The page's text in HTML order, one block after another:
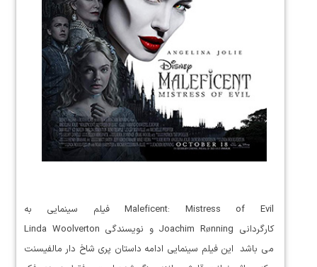
Maleficent: Mistress of Evil فیلم سینمایی به
کارگردانی Joachim Rønning و نویسندگی Linda Woolverton
می باشد این فیلم سینمایی ادامه داستان پری شاخ دار مالفیسنت